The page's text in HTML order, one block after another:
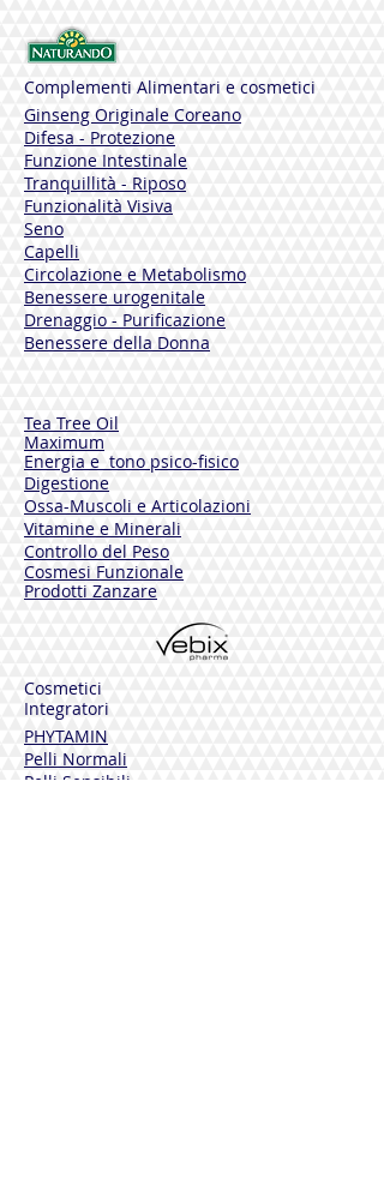
Complementi Alimentari e cosmetici
Ginseng Originale Coreano
Difesa - Protezione
Funzione Intestinale
Tranquillità - Riposo
Funzionalità Visiva
Seno
Capelli
Circolazione e Metabolismo
Benessere urogenitale
Drenaggio - Purificazione
Benessere della Donna
Tea Tree Oil
Maximum
Energia e tono psico-fisico
Digestione
Ossa-Muscoli e Articolazioni
Vitamine e Minerali
Controllo del Peso
Cosmesi Funzionale
Prodotti Zanzare
Cosmetici
Integratori
PHYTAMIN
Pelli Normali
Pelli Sensibili